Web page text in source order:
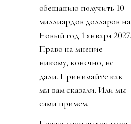
обещанию получить 10
миллиардов долларов на
Новый год 1 января 2027.
Право на мнение
никому, конечно, не
дали. Принимайте как
мы вам сказали. Или мы
сами примем.